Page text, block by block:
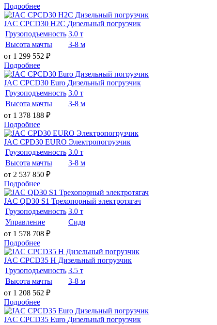
Подробнее
JAC CPCD30 H2C Дизельный погрузчик
Грузоподъемность 3.0 т
Высота мачты
3-8 м
от 1 299 552 ₽
Подробнее
JAC CPCD30 Euro Дизельный погрузчик
Грузоподъемность 3.0 т
Высота мачты
3-8 м
от 1 378 188 ₽
Подробнее
JAC CPD30 EURO Электропогрузчик
Грузоподъемность 3.0 т
Высота мачты
3-8 м
от 2 537 850 ₽
Подробнее
JAC QD30 S1 Трехопорный электротягач
Грузоподъемность 3.0 т
Управление
Сидя
от 1 578 708 ₽
Подробнее
JAC CPCD35 H Дизельный погрузчик
Грузоподъемность 3.5 т
Высота мачты
3-8 м
от 1 208 562 ₽
Подробнее
JAC CPCD35 Euro Дизельный погрузчик